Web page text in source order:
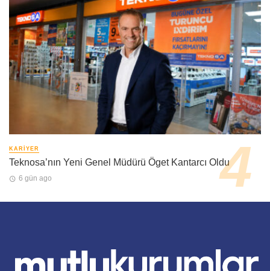
KARIYER
Teknosa’nın Yeni Genel Müdürü Öget Kantarcı Oldu
6 gün ago